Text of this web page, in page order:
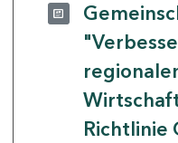
Richtlinie